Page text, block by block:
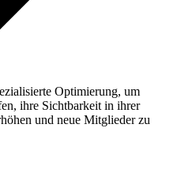
Optimierung, um
ihre Sichtbarkeit in ihrer
und neue Mitglieder zu